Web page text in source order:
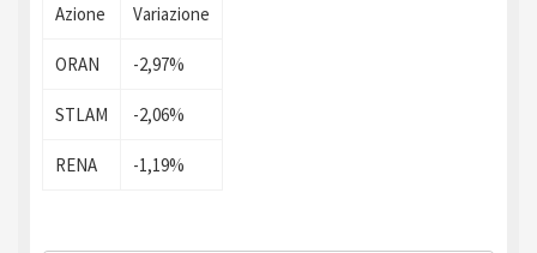
Azione Variazione
ORAN -2,97%
STLAM -2,06%
RENA -1,19%